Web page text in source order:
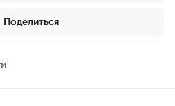
Поделиться